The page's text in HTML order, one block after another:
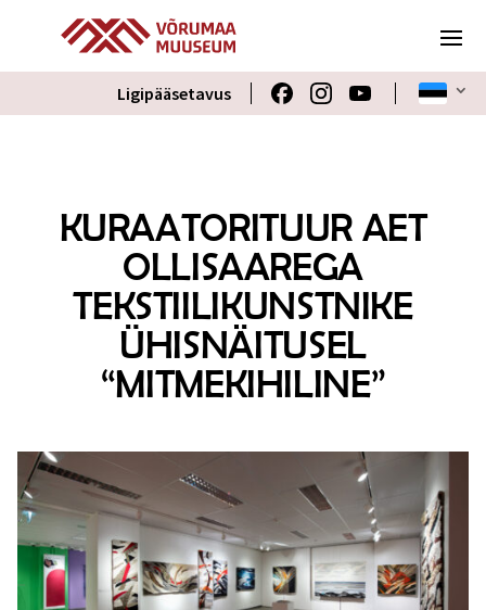
Ligipääsetavus
KURAATORITUUR AET
OLLISAAREGA
TEKSTIILIKUNSTNIKE
ÜHISNÄITUSEL
“MITMEKIHILINE”